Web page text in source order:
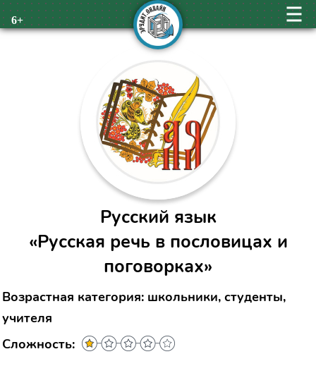
6+
Русский язык
«Русская речь в пословицах и
поговорках»
Возрастная категория: школьники, студенты,
учителя
Сложность: